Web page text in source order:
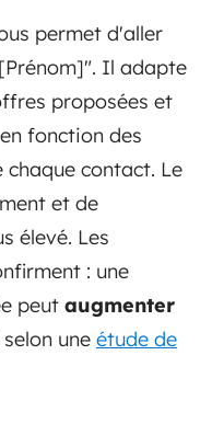
permet d'aller
Il adapte
proposées et
fonction des
contact. Le
et de
élevé. Les
: une
peut augmenter
selon une étude de